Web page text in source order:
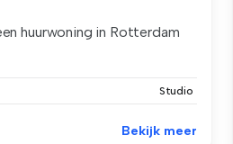
huurwoning in Rotterdam
Studio
Bekijk meer